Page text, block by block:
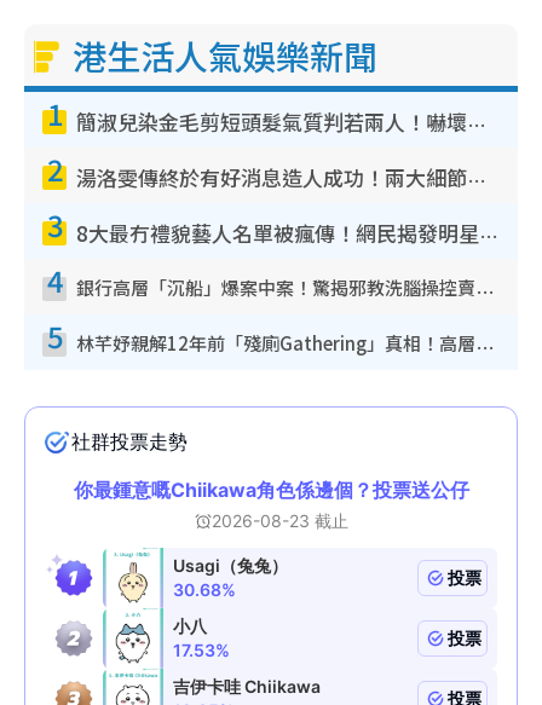
港生活人氣娛樂新聞
1 簡淑兒染金毛剪短頭髮氣質判若兩人！嚇壞老公麥大力都認唔出：「你做咩事？」
2 湯洛雯傳終於有好消息造人成功！兩大細節曝孕味極濃惹猜測：大肚婆先會咁！
3 8大最冇禮貌藝人名單被瘋傳！網民揭發明星真面目 一致數臭呢位係無品天花板？
4 銀行高層「沉船」爆案中案！驚揭邪教洗腦操控賣淫被吞600萬 幕後黑手講多錯多
5 林芊妤親解12年前「殘廁Gathering」真相！高層解約一句話重創尊嚴至今拒返TVB